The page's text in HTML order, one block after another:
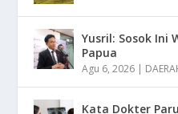
Yusril: Sosok Ini
Papua
Agu 6, 2026 |
Kata Dokter